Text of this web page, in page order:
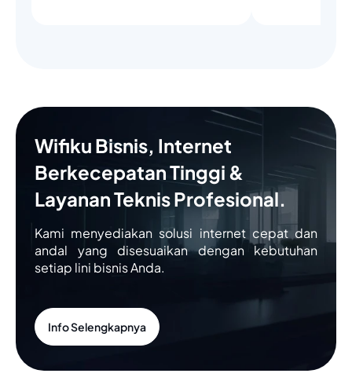
Wifiku Bisnis, Internet
Berkecepatan Tinggi &
Layanan Teknis Profesional.
Kami menyediakan solusi internet cepat dan
andal yang disesuaikan dengan kebutuhan
setiap lini bisnis Anda.
Info Selengkapnya